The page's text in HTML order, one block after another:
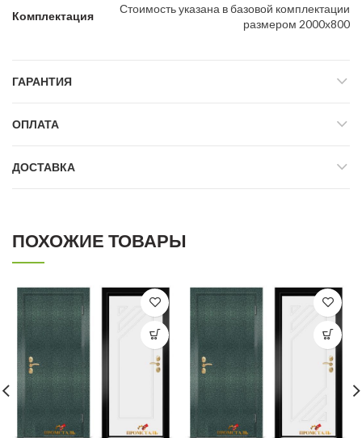
Комплектация
Стоимость указана в базовой комплектации
размером 2000х800
ГАРАНТИЯ
ОПЛАТА
ДОСТАВКА
ПОХОЖИЕ ТОВАРЫ